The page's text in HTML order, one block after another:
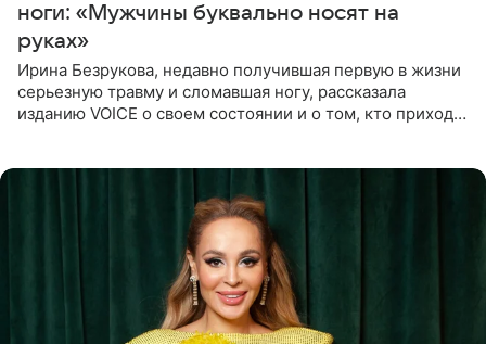
ноги: «Мужчины буквально носят на
руках»
Ирина Безрукова, недавно получившая первую в жизни
серьезную травму и сломавшая ногу, рассказала
изданию VOICE о своем состоянии и о том, кто приходит